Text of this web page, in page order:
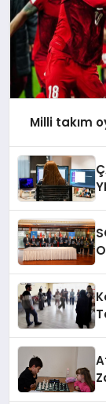
Milli takım